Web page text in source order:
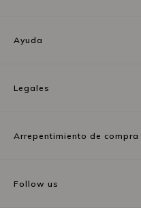
Ayuda
Legales
Arrepentimiento de compra
Follow us